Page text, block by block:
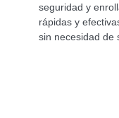
seguridad y
rápidas y
sin necesidad de